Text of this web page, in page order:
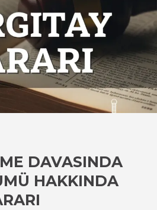
DAVASINDA
HAKKINDA